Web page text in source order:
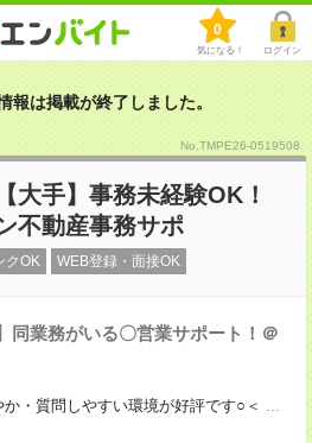
0
気になる！ ログイン
報は掲載が終了しました。
No.TMPE26-0519508
大手】事務未経験OK！
不動産事務サポ
クOK WEB登録・面接OK
同業務がいる〇営業サポート！＠
・質問しやすい環境が好評です○＜ ...